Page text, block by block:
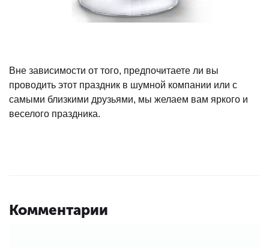
Вне зависимости от того, предпочитаете ли вы
проводить этот праздник в шумной компании или с
самыми близкими друзьями, мы желаем вам яркого и
веселого праздника.
Комментарии